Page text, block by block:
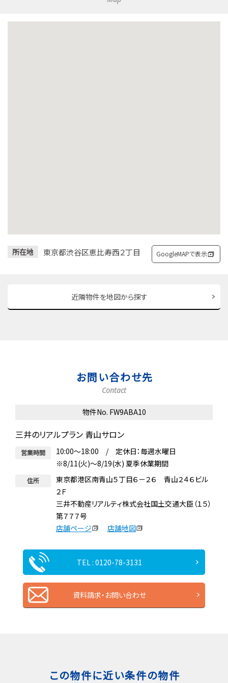
所在地 東京都渋谷区恵比寿西２丁目 GoogleMAPで表示
近隣物件を地図から探す
お問い合わせ先
Contact
物件No. FW9ABA10
三井のリアルプラン 青山サロン
営業時間
10:00～18:00 / 定休日：毎週水曜日
※8/11(火)～8/19(水) 夏季休業期間
住所
東京都港区南青山５丁目６－２６ 青山２４６ビル
２Ｆ
三井不動産リアルティ株式会社国土交通大臣（１５）
第７７７号
店舗ページ
店舗地図
TEL : 0120-78-3131
資料請求・お問い合わせ
この物件に近い条件の物件